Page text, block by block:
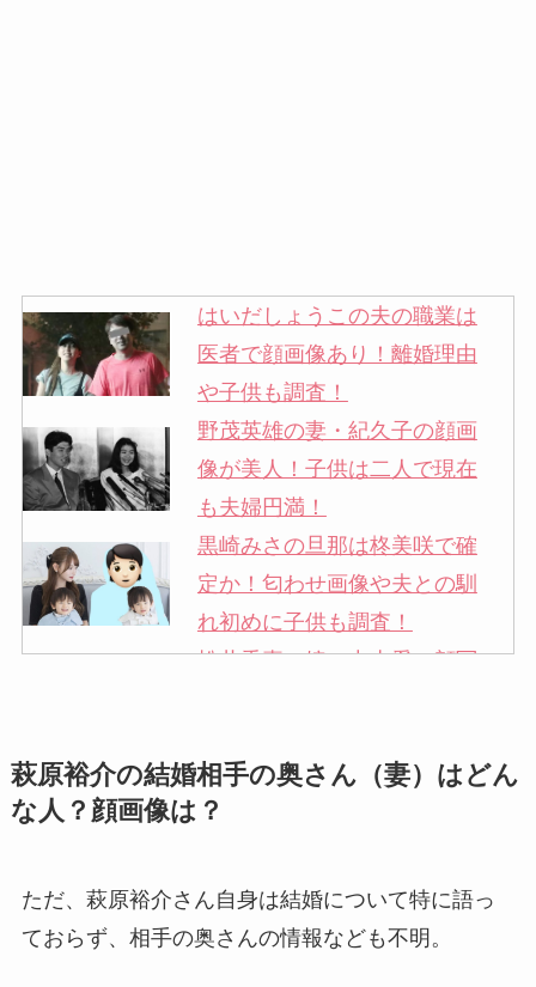
はいだしょうこの夫の職業は
医者で顔画像あり！離婚理由
や子供も調査！
野茂英雄の妻・紀久子の顔画
像が美人！子供は二人で現在
も夫婦円満！
黒崎みさの旦那は柊美咲で確
定か！匂わせ画像や夫との馴
れ初めに子供も調査！
松井秀喜の嫁・中山愛の顔写
申真衣の旦那・工藤けんの現
在の会社はどこ？馴れ初めや
竹田恒泰の奥さんの顔写真が
美人！子供や結婚の馴れ初め
萩原裕介の結婚相手の奥さん（妻）はどん
な人？顔画像は？
ただ、萩原裕介さん自身は結婚について特に語っ
ておらず、相手の奥さんの情報なども不明。